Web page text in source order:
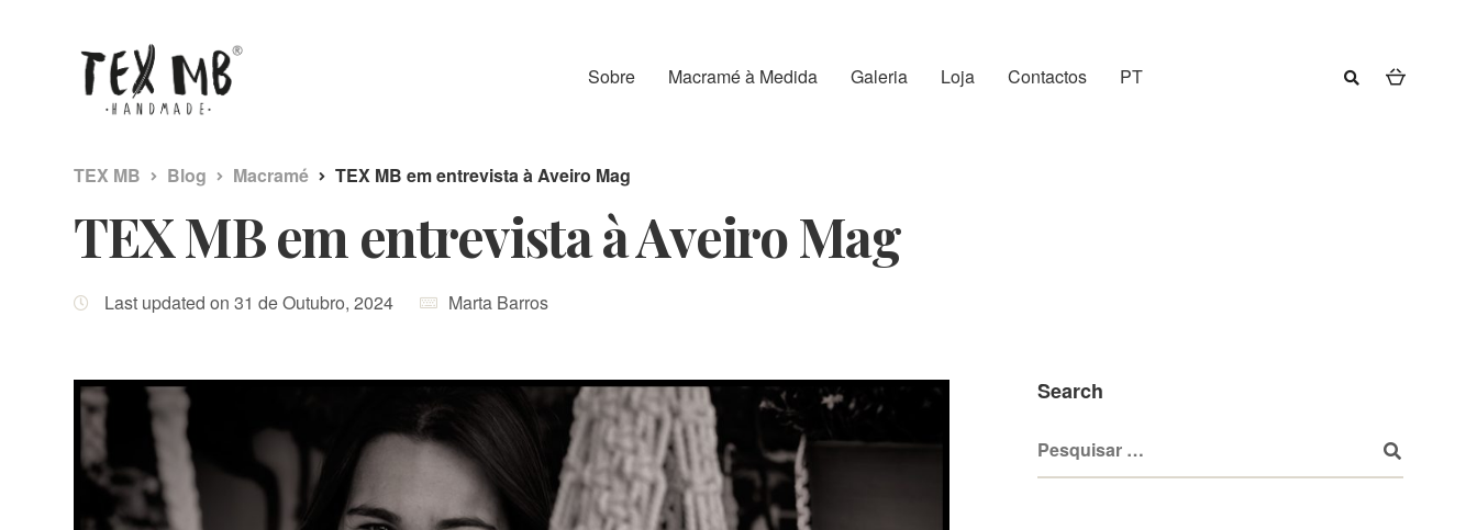
Sobre Macramé à Medida Galeria Loja Contactos PT
TEX MB Blog Macramé TEX MB em entrevista à Aveiro Mag
TEX MB em entrevista à Aveiro Mag
Last updated on 31 de Outubro, 2024 Marta Barros
Search